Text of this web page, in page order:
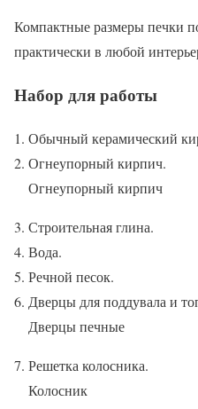
Компактные размеры печки
практически в любой
Набор для работы
Обычный керамический
Огнеупорный кирпич.
Огнеупорный кирпич
Строительная глина.
Вода.
Речной песок.
Дверцы для поддувала и
Дверцы печные
Решетка колосника.
Колосник